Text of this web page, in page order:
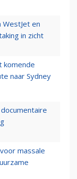
en
in zicht
komende
naar Sydney
massale